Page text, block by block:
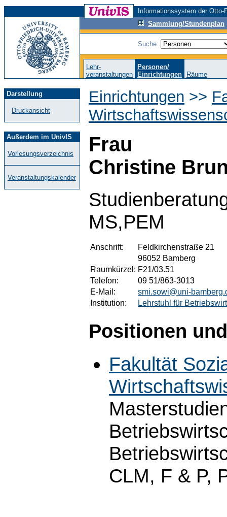
Informationssystem der
Sammlung/Stundenplan
Suche:
Lehr-
veranstaltungen
Personen/
Einrichtungen
Räume
Darstellung
Druckansicht
Außerdem im UnivIS
Vorlesungsverzeichnis
Veranstaltungskalender
Einrichtungen >>
Frau
Christine
MS,PEM
Anschrift:
Feldkirchenstraße 21
96052 Bamberg
Raumkürzel: F21/03.51
Telefon:
09 51/863-3013
E-Mail:
smi.sowi@uni-
Institution:
Lehrstuhl für
Positionen
Fakultät
CLM, F & P,